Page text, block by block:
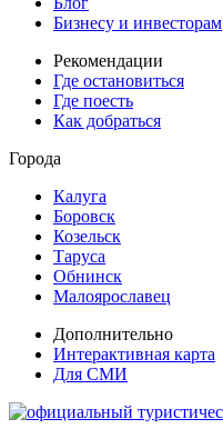
Бизнесу и инвесторам
Рекомендации
Где остановиться
Где поесть
Как добраться
Города
Калуга
Боровск
Козельск
Таруса
Обнинск
Малоярославец
Дополнительно
Интерактивная карта
Для СМИ